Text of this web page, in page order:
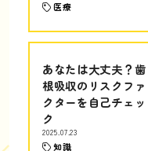
医療
あなたは大丈夫？歯
根吸収のリスクファ
クターを自己チェッ
ク
2025.07.23
知識